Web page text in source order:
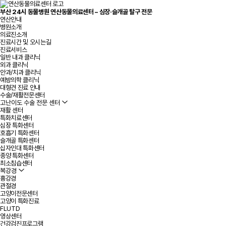
부산 24시 동물병원 연산동물의료센터 – 심장·슬개골 탈구 전문
연산안내
병원소개
의료진소개
진료시간 및 오시는길
진료서비스
일반 내과 클리닉
외과 클리닉
안과/치과 클리닉
예방의학 클리닉
대형견 진료 안내
수술/재활전문센터
고난이도 수술 전문 센터
재활 센터
특화치료센터
심장 특화센터
호흡기 특화센터
슬개골 특화센터
십자인대 특화센터
종양 특화센터
최소침습센터
복강경
흉강경
관절경
고양이전문센터
고양이 특화진료
FLUTD
영상센터
건강검진프로그램